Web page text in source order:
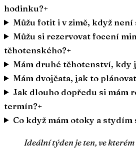
hodinku?+
Můžu fotit i v zimě, když není
Můžu si rezervovat focení
těhotenského?+
Mám druhé těhotenství, kdy
Mám dvojčata, jak to
Jak dlouho dopředu si mám
termín?+
Co když mám otoky a stydím
Ideální týden je ten, ve kterém